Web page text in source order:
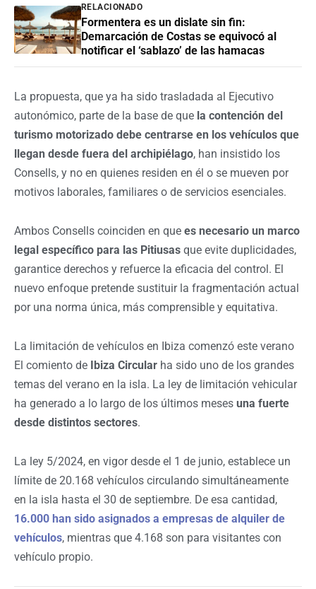
RELACIONADO
Formentera es un dislate sin fin:
Demarcación de Costas se equivocó al
notificar el ‘sablazo’ de las hamacas
La propuesta, que ya ha sido trasladada al Ejecutivo
autonómico, parte de la base de que la contención del
turismo motorizado debe centrarse en los vehículos que
llegan desde fuera del archipiélago, han insistido los
Consells, y no en quienes residen en él o se mueven por
motivos laborales, familiares o de servicios esenciales.
Ambos Consells coinciden en que es necesario un marco
legal específico para las Pitiusas que evite duplicidades,
garantice derechos y refuerce la eficacia del control. El
nuevo enfoque pretende sustituir la fragmentación actual
por una norma única, más comprensible y equitativa.
La limitación de vehículos en Ibiza comenzó este verano
El comiento de Ibiza Circular ha sido uno de los grandes
temas del verano en la isla. La ley de limitación vehicular
ha generado a lo largo de los últimos meses una fuerte
desde distintos sectores.
La ley 5/2024, en vigor desde el 1 de junio, establece un
límite de 20.168 vehículos circulando simultáneamente
en la isla hasta el 30 de septiembre. De esa cantidad,
16.000 han sido asignados a empresas de alquiler de
vehículos, mientras que 4.168 son para visitantes con
vehículo propio.